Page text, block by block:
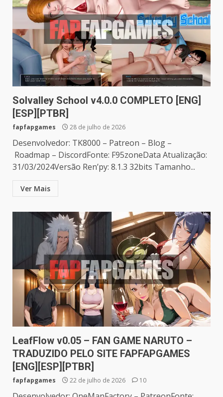
Solvalley School v4.0.0 COMPLETO [ENG]
[ESP][PTBR]
fapfapgames 28 de julho de 2026
Desenvolvedor: TK8000 – Patreon – Blog –
Roadmap – DiscordFonte: F95zoneData Atualização:
31/03/2024Versão Ren’py: 8.1.3 32bits Tamanho...
Ver Mais
LeafFlow v0.05 – FAN GAME NARUTO –
TRADUZIDO PELO SITE FAPFAPGAMES
[ENG][ESP][PTBR]
fapfapgames 22 de julho de 2026 10